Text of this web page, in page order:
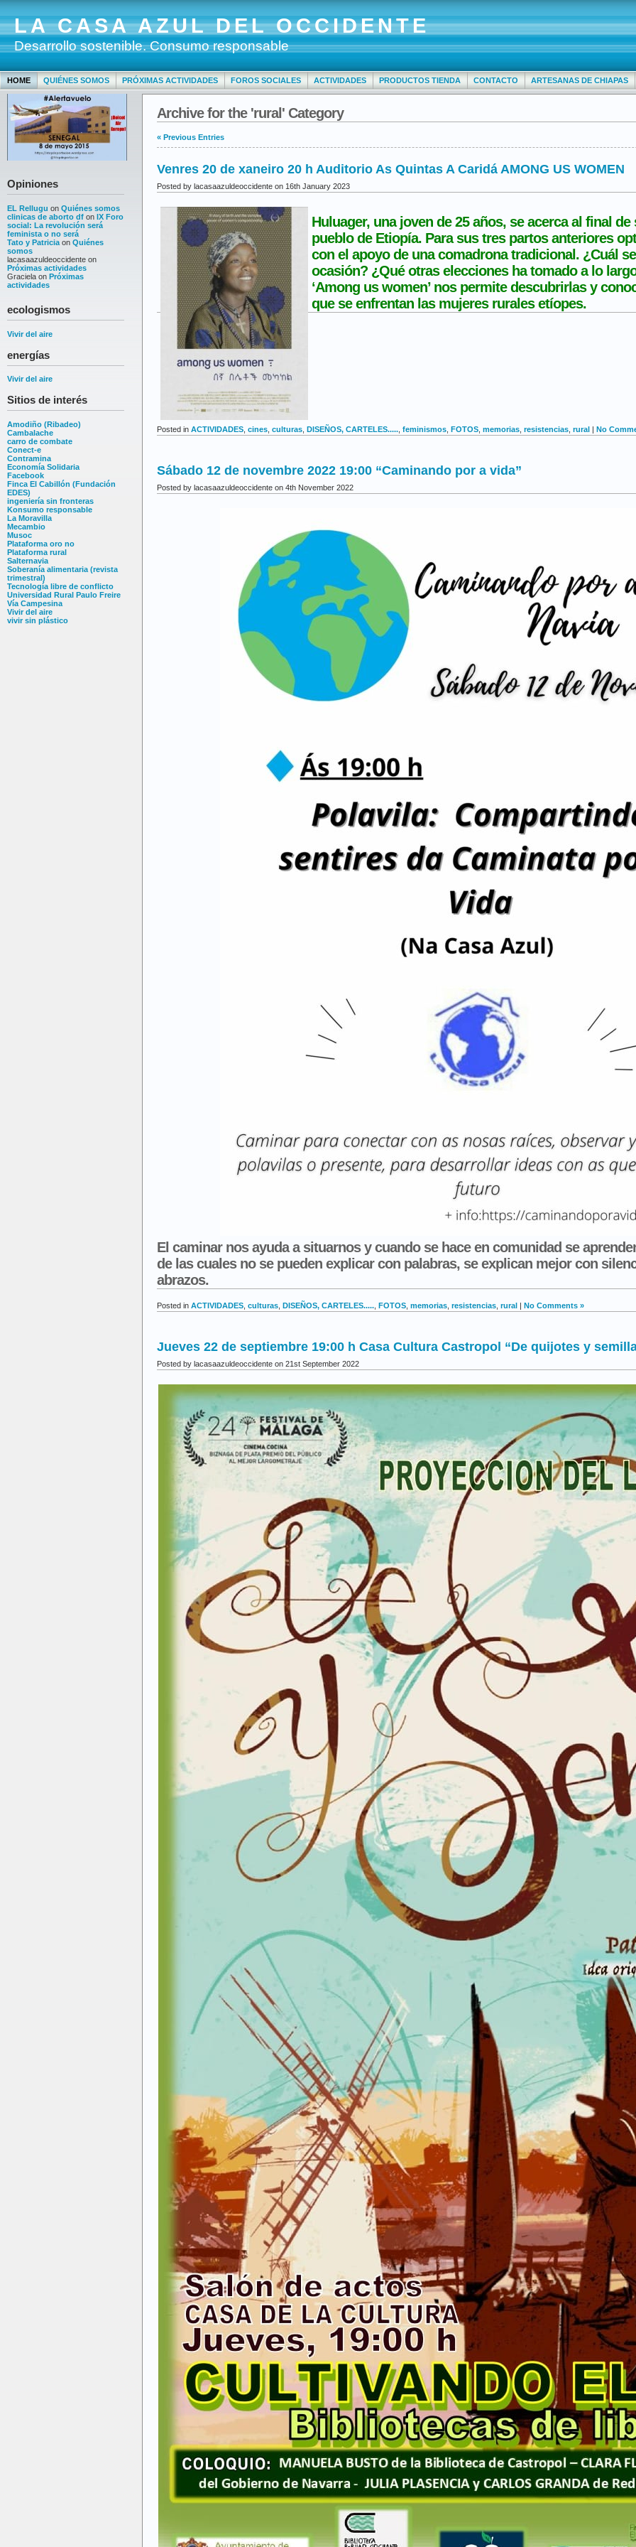
LA CASA AZUL DEL OCCIDENTE
Desarrollo sostenible. Consumo responsable
HOME QUIÉNES SOMOS PRÓXIMAS ACTIVIDADES FOROS SOCIALES ACTIVIDADES PRODUCTOS TIENDA CONTACTO ARTESANAS DE CHIAPAS
Opiniones
EL Rellugu on Quiénes somos
clinicas de aborto df on IX Foro
social: La revolución será
feminista o no será
Tato y Patricia on Quiénes
somos
lacasaazuldeoccidente on
Próximas actividades
Graciela on Próximas
actividades
ecologismos
Vivir del aire
energías
Vivir del aire
Sitios de interés
Amodiño (Ribadeo)
Cambalache
carro de combate
Conect-e
Contramina
Economía Solidaria
Facebook
Finca El Cabillón (Fundación
EDES)
ingeniería sin fronteras
Konsumo responsable
La Moravilla
Mecambio
Musoc
Plataforma oro no
Plataforma rural
Salternavia
Soberanía alimentaria (revista
trimestral)
Tecnología libre de conflicto
Universidad Rural Paulo Freire
Vía Campesina
Vivir del aire
vivir sin plástico
Archive for the 'rural' Category
« Previous Entries
Venres 20 de xaneiro 20 h Auditorio As Quintas A Caridá AMONG US WOMEN
Posted by lacasaazuldeoccidente on 16th January 2023
Huluager, una joven de 25 años, se acerca al final
pueblo de Etiopía. Para sus tres partos anteriores
con el apoyo de una comadrona tradicional. ¿Cuál
ocasión? ¿Qué otras elecciones ha tomado a lo
‘Among us women’ nos permite descubrirlas y
que se enfrentan las mujeres rurales etíopes.
Posted in ACTIVIDADES cines culturas DISEÑOS, CARTELES..... feminismos FOTOS memorias resistencias rural | No
Sábado 12 de novembre 2022 19:00 “Caminando por a vida”
Posted by lacasaazuldeoccidente on 4th November 2022
El caminar nos ayuda a situarnos y cuando se hace en comunidad se
de las cuales no se pueden explicar con palabras, se explican mejor con
abrazos.
Posted in ACTIVIDADES culturas DISEÑOS, CARTELES..... FOTOS memorias resistencias rural | No Comments »
Jueves 22 de septiembre 19:00 h Casa Cultura Castropol “De quijotes y
Posted by lacasaazuldeoccidente on 21st September 2022